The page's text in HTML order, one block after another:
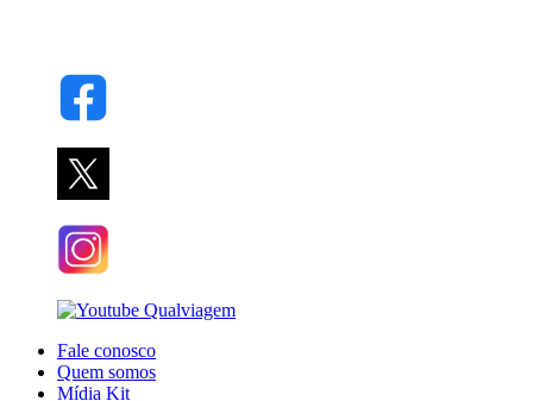
Fale conosco
Quem somos
Mídia Kit